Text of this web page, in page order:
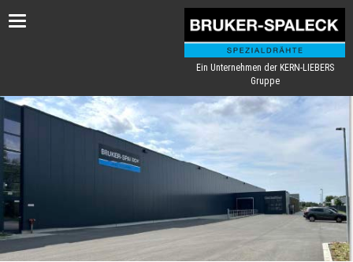
Toggle
Ein Unternehmen der KERN-LIEBERS
Gruppe